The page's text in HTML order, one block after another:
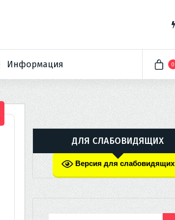
Информация 0
ДЛЯ СЛАБОВИДЯЩИХ
Версия для слабовидящих